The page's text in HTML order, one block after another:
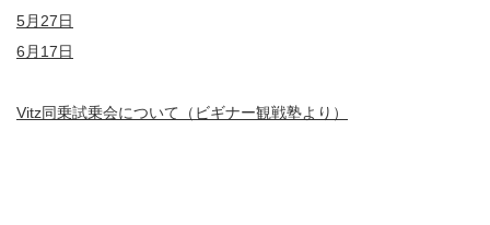
5月27日
6月17日
Vitz同乗試乗会について（ビギナー観戦塾より）